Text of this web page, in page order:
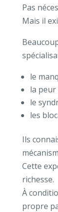
Pas
Mais il
le
la peur
le
les
Ils
Cette
richesse.
À
propre